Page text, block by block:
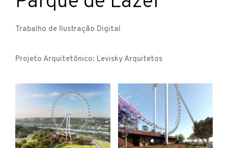
Trabalho de Ilustração Digital
Projeto Arquitetônico: Levisky Arquitetos